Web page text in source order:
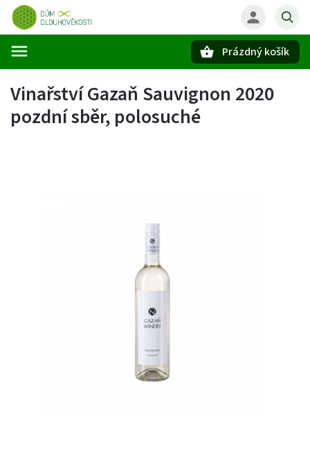
Prázdný košík
Vinařství Gazaň Sauvignon 2020
pozdní sběr, polosuché